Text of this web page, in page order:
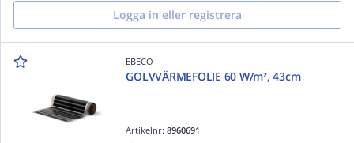
Logga in eller registrera
EBECO
GOLVVÄRMEFOLIE 60 W/m², 43cm
Artikelnr:8960691